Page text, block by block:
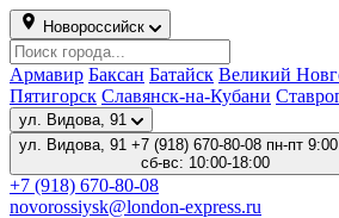
Новороссийск
Армавир Баксан Батайск Великий
Пятигорск Славянск-на-Кубани
ул. Видова, 91
ул. Видова, 91 +7 (918) 670-80-08 пн-пт
сб-вс: 10:00-18:00
+7 (918) 670-80-08
novorossiysk@london-express.ru